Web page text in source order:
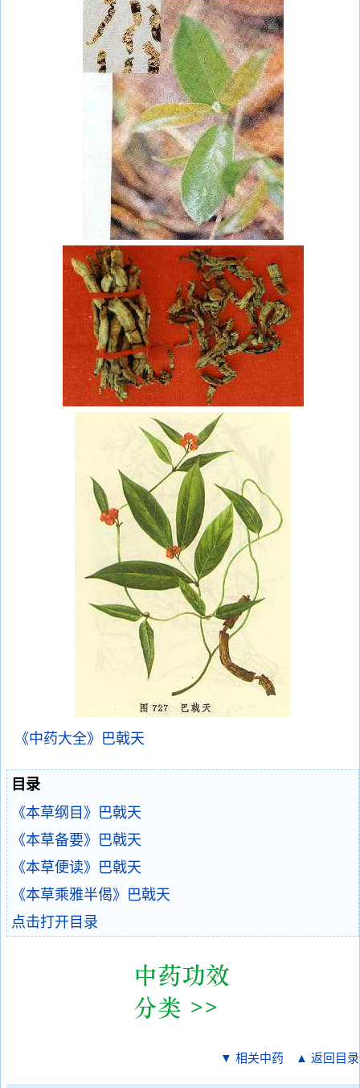
《中药大全》巴戟天
目录
《本草纲目》巴戟天
《本草备要》巴戟天
《本草便读》巴戟天
《本草乘雅半偈》巴戟天
点击打开目录
▼ 相关中药 ▲ 返回目录